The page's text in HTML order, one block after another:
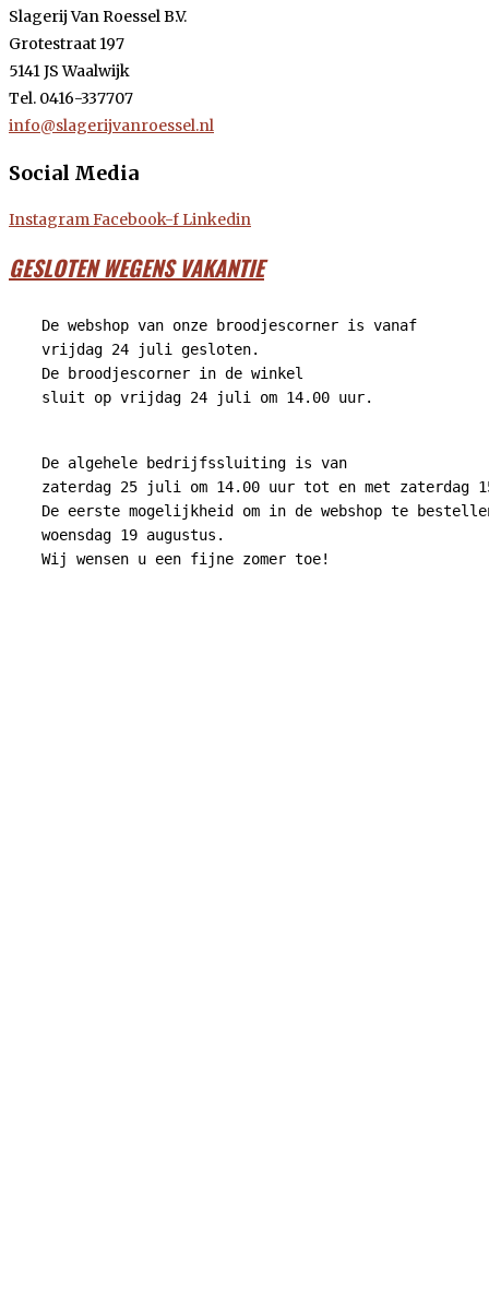
Slagerij Van Roessel B.V.
Grotestraat 197
5141 JS Waalwijk
Tel. 0416-337707
info@slagerijvanroessel.nl
Social Media
InstagramFacebook-f Linkedin
GESLOTEN WEGENS VAKANTIE
De webshop van onze broodjescorner is vanaf
vrijdag 24 juli gesloten.
De broodjescorner in de winkel
sluit op vrijdag 24 juli om 14.00 uur.
De algehele bedrijfssluiting is van
zaterdag 25 juli om 14.00 uur tot en met zaterdag
De eerste mogelijkheid om in de webshop te
woensdag 19 augustus.
Wij wensen u een fijne zomer toe!